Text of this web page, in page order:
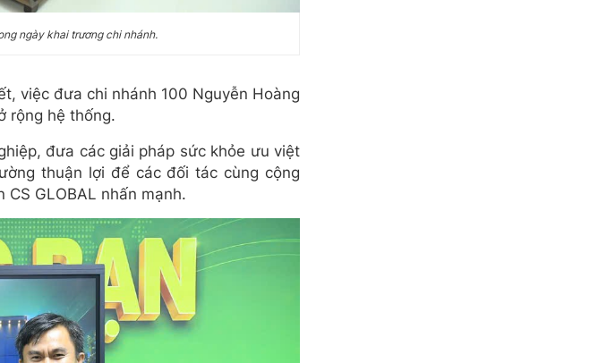
ngày khai trương chi nhánh.
việc đưa chi nhánh 100 Nguyễn Hoàng
rộng hệ thống.
đưa các giải pháp sức khỏe ưu việt
thuận lợi để các đối tác cùng cộng
GLOBAL nhấn mạnh.